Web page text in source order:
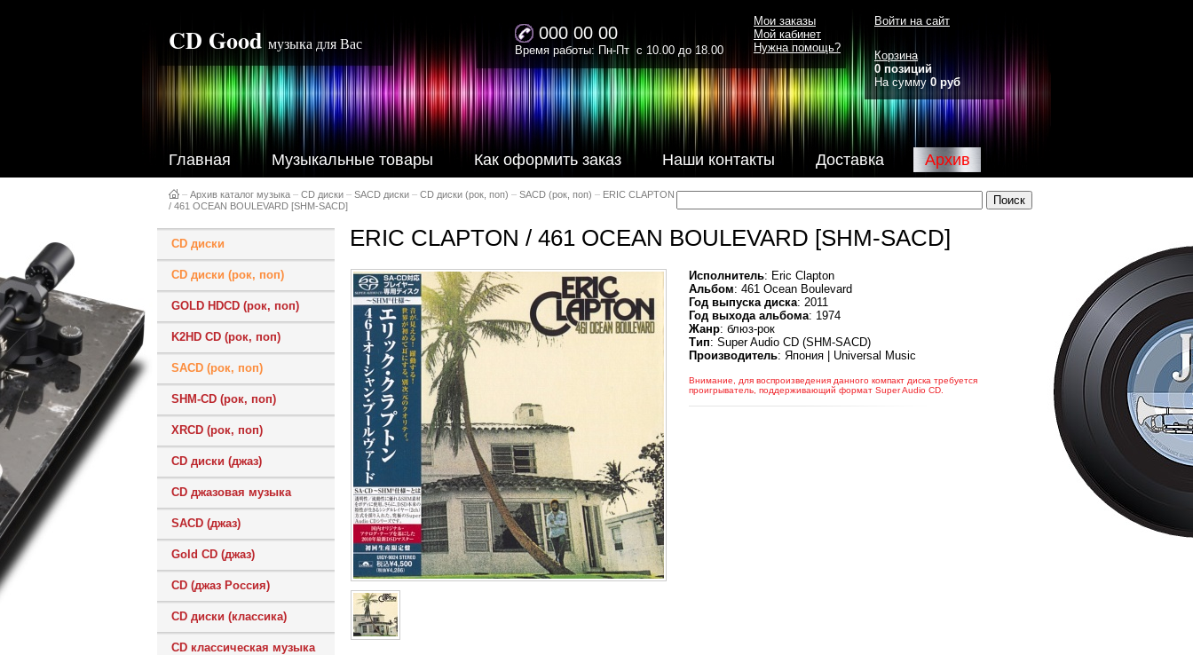
CD Good музыка для Вас
000 00 00
Время работы: Пн-Пт с 10.00 до 18.00
Главная Музыкальные товары Как оформить заказ Наши контакты Доставка Архив
Мои заказы
Мой кабинет
Нужна помощь?
Войти на сайт
Корзина
0 позиций
На сумму 0 руб
– Архив каталог музыка – CD диски – SACD диски – CD диски (рок, поп) – SACD (рок, поп) – ERIC CLAPTON
/ 461 OCEAN BOULEVARD [SHM-SACD]
CD диски
CD диски (рок, поп)
GOLD HDCD (рок, поп)
K2HD CD (рок, поп)
SACD (рок, поп)
SHM-CD (рок, поп)
XRCD (рок, поп)
CD диски (джаз)
CD джазовая музыка
SACD (джаз)
Gold CD (джаз)
CD (джаз Россия)
CD диски (классика)
CD классическая музыка
ERIC CLAPTON / 461 OCEAN BOULEVARD [SHM-SACD]
Исполнитель: Eric Clapton
Альбом: 461 Ocean Boulevard
Год выпуска диска: 2011
Год выхода альбома: 1974
Жанр: блюз-рок
Тип: Super Audio CD (SHM-SACD)
Производитель: Япония | Universal Music
Внимание, для воспроизведения данного компакт диска требуется
проигрыватель, поддерживающий формат Super Audio CD.